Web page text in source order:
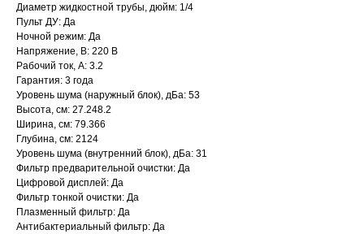
Диаметр жидкостной трубы, дюйм: 1/4
Пульт ДУ: Да
Ночной режим: Да
Напряжение, В: 220 В
Рабочий ток, А: 3.2
Гарантия: 3 года
Уровень шума (наружный блок), дБа: 53
Высота, см: 27.248.2
Ширина, см: 79.366
Глубина, см: 2124
Уровень шума (внутренний блок), дБа: 31
Фильтр предварительной очистки: Да
Цифровой дисплей: Да
Фильтр тонкой очистки: Да
Плазменный фильтр: Да
Антибактериальный фильтр: Да